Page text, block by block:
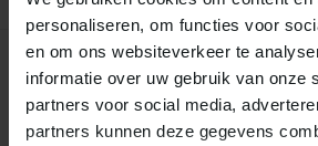
personaliseren, om functies voor
en om ons websiteverkeer te
informatie over uw gebruik van onze
partners voor social media,
partners kunnen deze gegevens
Recent bekeken